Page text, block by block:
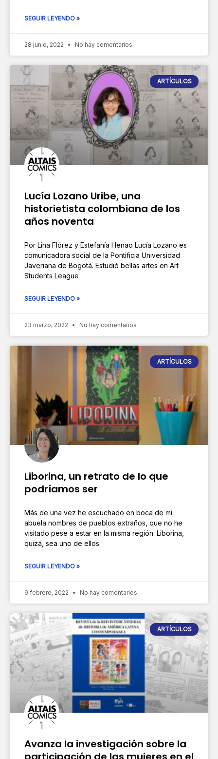
SEGUIR LEYENDO »
28 junio, 2022 No hay comentarios
ARTÍCULOS
Lucía Lozano Uribe, una
historietista colombiana de los
años noventa
Por Lina Flórez y Estefanía Henao Lucía Lozano es
comunicadora social de la Pontificia Universidad
Javeriana de Bogotá. Estudió bellas artes en Art
Students League
SEGUIR LEYENDO »
23 marzo, 2022 No hay comentarios
ARTÍCULOS
Liborina, un retrato de lo que
podríamos ser
Más de una vez he escuchado en boca de mi
abuela nombres de pueblos extraños, que no he
visitado pese a estar en la misma región. Liborina,
quizá, sea uno de ellos.
SEGUIR LEYENDO »
9 febrero, 2022 No hay comentarios
ARTÍCULOS
Avanza la investigación sobre la